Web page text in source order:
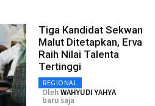
Tiga Kandidat Sekwan
Malut Ditetapkan, Erva
Raih Nilai Talenta
Tertinggi
REGIONAL
OlehWAHYUDI YAHYA
baru saja